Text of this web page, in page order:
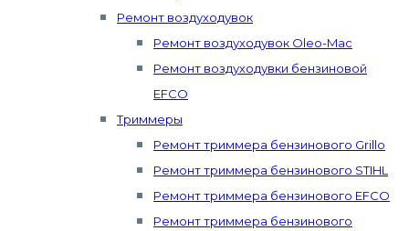
Ремонт воздуходувок
Ремонт воздуходувок Oleo-Mac
Ремонт воздуходувки бензиновой
EFCO
Триммеры
Ремонт триммера бензинового Grillo
Ремонт триммера бензинового STIHL
Ремонт триммера бензинового EFCO
Ремонт триммера бензинового